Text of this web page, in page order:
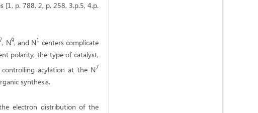
p. 788, 2, p. 258, 3.p.5, 4.p.
, N9, and N1 centers complicate
polarity, the type of catalyst,
acylation at the N7
synthesis.
electron distribution of the